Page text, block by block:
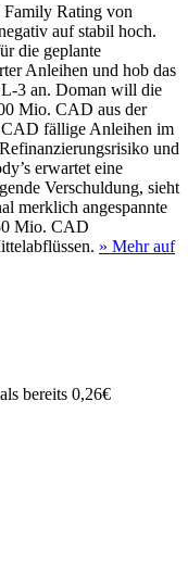
Family Rating von
auf stabil hoch.
die geplante
Anleihen und hob das
3 an. Doman will die
Mio. CAD aus der
fällige Anleihen im
und
erwartet eine
Verschuldung, sieht
merklich angespannte
Mio. CAD
» Mehr auf
bereits 0,26€